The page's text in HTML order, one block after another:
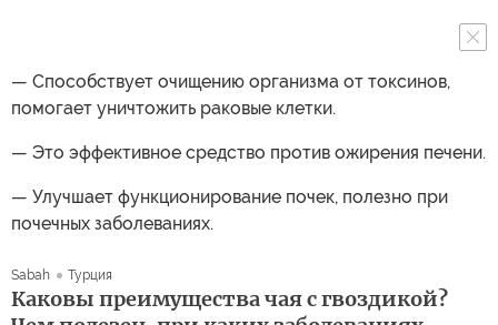
— Способствует очищению организма от токсинов,
помогает уничтожить раковые клетки.
— Это эффективное средство против ожирения печени.
— Улучшает функционирование почек, полезно при
почечных заболеваниях.
Sabah Турция
Каковы преимущества чая с гвоздикой?